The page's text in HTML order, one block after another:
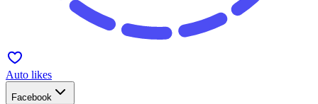
Auto likes
Facebook